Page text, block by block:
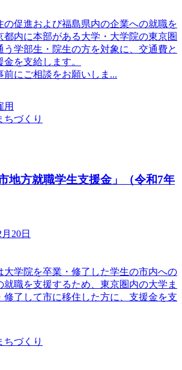
の促進および福島県内の企業への就職を
都内に本部がある大学・大学院の東京圏
う学部生・院生の方を対象に、交通費と
を支給します。
にご相談をお願いしま...
用
ちづくり
地方就職学生支援金」（令和7年
20日
大学院を卒業・修了した学生の市内への
職を支援するため、東京圏内の大学ま
修了して市に移住した方に、支援金を支
ちづくり